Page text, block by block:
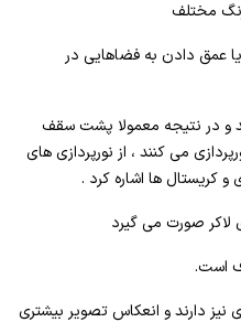
مختلف
عمق دادن به فضاهایی در
و در نتیجه معمولا پشت سقف
می کنند ، از نورپردازی های
و کریستال ها اشاره کرد .
لاکر صورت می گیرد
دارند و انعکاس تصویر بیشتری